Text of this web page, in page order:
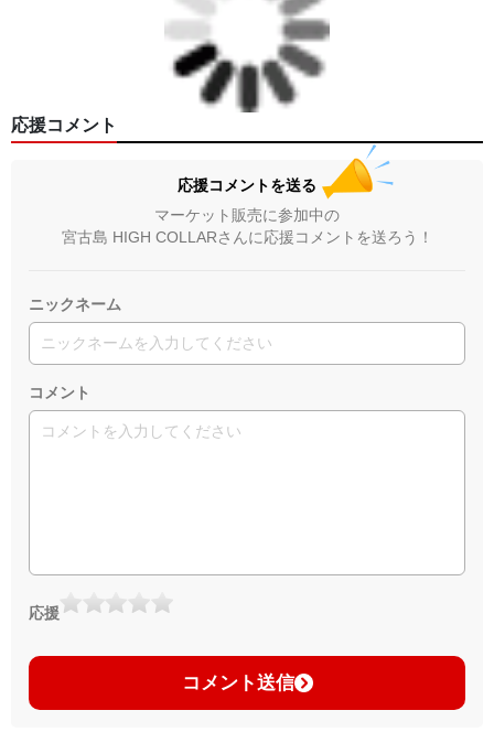
応援コメント
応援コメントを送る
マーケット販売に参加中の
宮古島 HIGH COLLARさんに応援コメントを送ろう！
ニックネーム
コメント
応援
コメント送信